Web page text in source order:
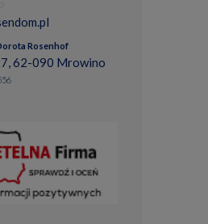
Rosenhof
62-090 Mrowino